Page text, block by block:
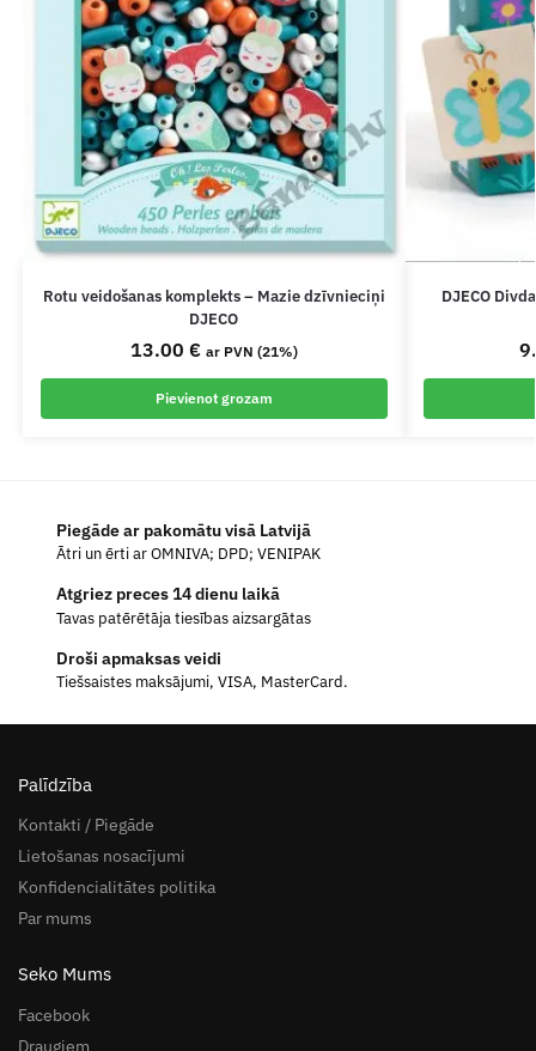
Rotu veidošanas komplekts – Mazie dzīvnieciņi
DJECO
13.00 € ar PVN (21%)
Pievienot grozam
DJECO
Piegāde ar pakomātu visā Latvijā
Ātri un ērti ar OMNIVA; DPD; VENIPAK
Atgriez preces 14 dienu laikā
Tavas patērētāja tiesības aizsargātas
Droši apmaksas veidi
Tiešsaistes maksājumi, VISA, MasterCard.
Palīdzība
Kontakti / Piegāde
Lietošanas nosacījumi
Konfidencialitātes politika
Par mums
Seko Mums
Facebook
Draugiem